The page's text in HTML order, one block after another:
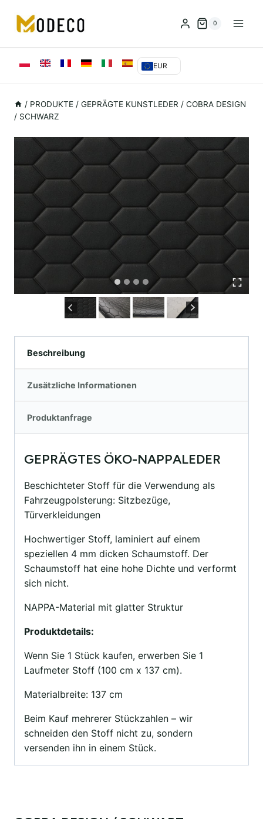
Inhalt
springen
0
EUR
/ PRODUKTE / GEPRÄGTE KUNSTLEDER / COBRA DESIGN
/ SCHWARZ
Beschreibung
Zusätzliche Informationen
Produktanfrage
GEPRÄGTES ÖKO-NAPPALEDER
Beschichteter Stoff für die Verwendung als
Fahrzeugpolsterung: Sitzbezüge,
Türverkleidungen
Hochwertiger Stoff, laminiert auf einem
speziellen 4 mm dicken Schaumstoff. Der
Schaumstoff hat eine hohe Dichte und verformt
sich nicht.
NAPPA-Material mit glatter Struktur
Produktdetails:
Wenn Sie 1 Stück kaufen, erwerben Sie 1
Laufmeter Stoff (100 cm x 137 cm).
Materialbreite: 137 cm
Beim Kauf mehrerer Stückzahlen – wir
schneiden den Stoff nicht zu, sondern
versenden ihn in einem Stück.